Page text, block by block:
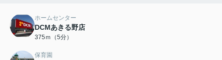
ホームセンター
DCMあきる野店
375ｍ（5分）
保育園